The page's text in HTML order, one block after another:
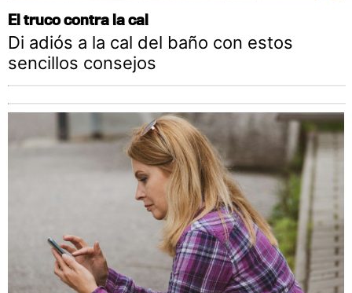
El truco contra la cal
Di adiós a la cal del baño con estos
sencillos consejos